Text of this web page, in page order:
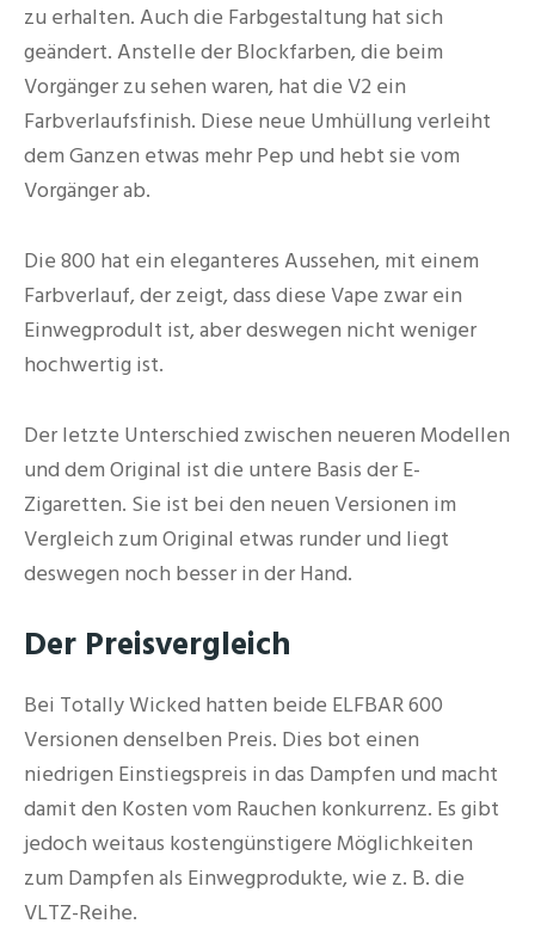
zu erhalten. Auch die Farbgestaltung hat sich
geändert. Anstelle der Blockfarben, die beim
Vorgänger zu sehen waren, hat die V2 ein
Farbverlaufsfinish. Diese neue Umhüllung verleiht
dem Ganzen etwas mehr Pep und hebt sie vom
Vorgänger ab.
Die 800 hat ein eleganteres Aussehen, mit einem
Farbverlauf, der zeigt, dass diese Vape zwar ein
Einwegprodult ist, aber deswegen nicht weniger
hochwertig ist.
Der letzte Unterschied zwischen neueren Modellen
und dem Original ist die untere Basis der E-
Zigaretten. Sie ist bei den neuen Versionen im
Vergleich zum Original etwas runder und liegt
deswegen noch besser in der Hand.
Der Preisvergleich
Bei Totally Wicked hatten beide ELFBAR 600
Versionen denselben Preis. Dies bot einen
niedrigen Einstiegspreis in das Dampfen und macht
damit den Kosten vom Rauchen konkurrenz. Es gibt
jedoch weitaus kostengünstigere Möglichkeiten
zum Dampfen als Einwegprodukte, wie z. B. die
VLTZ-Reihe.